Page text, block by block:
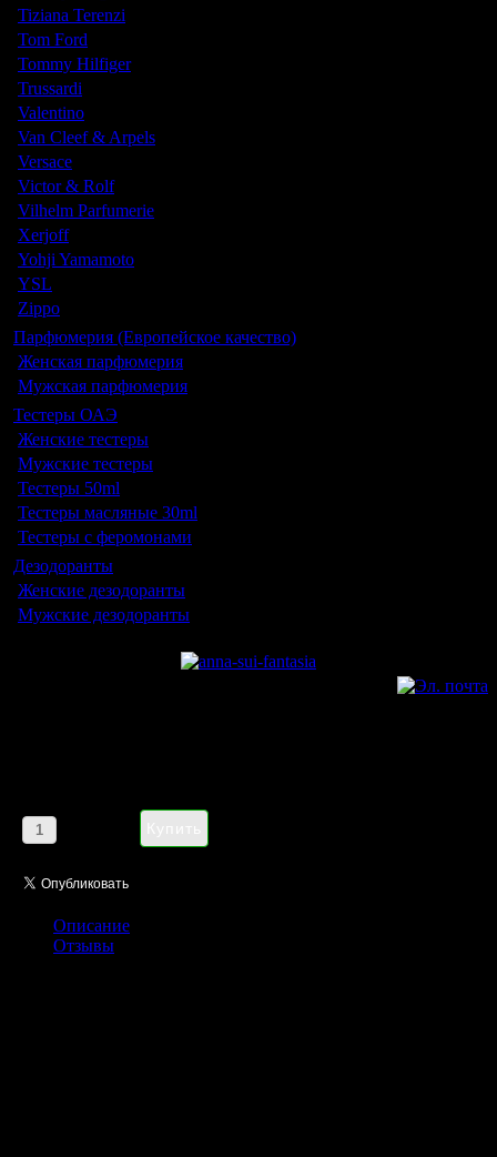
Tiziana Terenzi
Tom Ford
Tommy Hilfiger
Trussardi
Valentino
Van Cleef & Arpels
Versace
Victor & Rolf
Vilhelm Parfumerie
Xerjoff
Yohji Yamamoto
YSL
Zippo
Парфюмерия (Европейское качество)
Женская парфюмерия
Мужская парфюмерия
Тестеры ОАЭ
Женские тестеры
Мужские тестеры
Тестеры 50ml
Тестеры масляные 30ml
Тестеры с феромонами
Дезодоранты
Женские дезодоранты
Мужские дезодоранты
Описание
Отзывы